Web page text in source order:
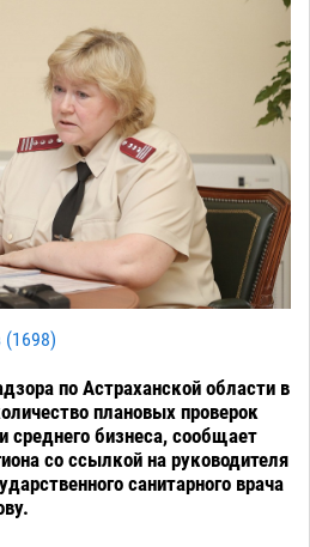
(1698)
по Астраханской области в
плановых проверок
среднего бизнеса, сообщает
со ссылкой на руководителя
санитарного врача